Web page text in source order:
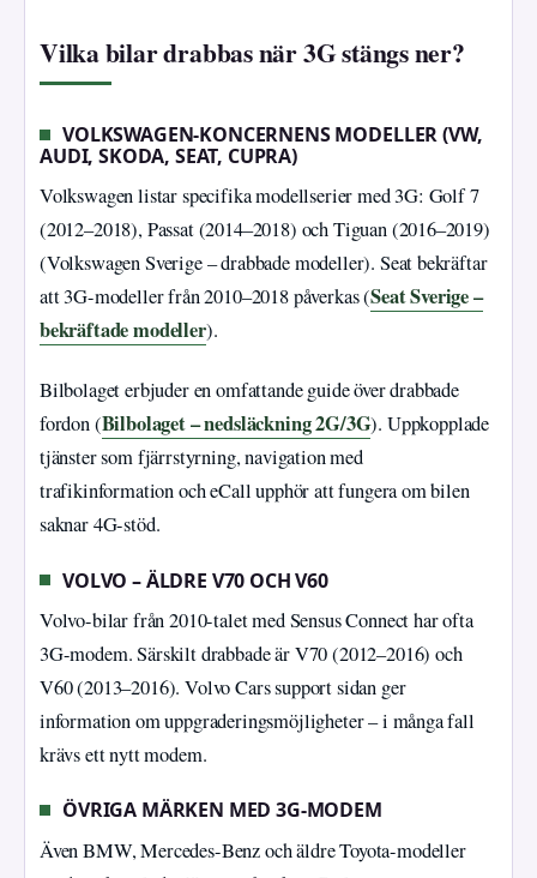
Vilka bilar drabbas när 3G stängs ner?
VOLKSWAGEN-KONCERNENS MODELLER (VW,
AUDI, SKODA, SEAT, CUPRA)
Volkswagen listar specifika modellserier med 3G: Golf 7
(2012–2018), Passat (2014–2018) och Tiguan (2016–2019)
(Volkswagen Sverige – drabbade modeller). Seat bekräftar
att 3G-modeller från 2010–2018 påverkas (Seat Sverige –
bekräftade modeller).
Bilbolaget erbjuder en omfattande guide över drabbade
fordon (Bilbolaget – nedsläckning 2G/3G). Uppkopplade
tjänster som fjärrstyrning, navigation med
trafikinformation och eCall upphör att fungera om bilen
saknar 4G-stöd.
VOLVO – ÄLDRE V70 OCH V60
Volvo-bilar från 2010-talet med Sensus Connect har ofta
3G-modem. Särskilt drabbade är V70 (2012–2016) och
V60 (2013–2016). Volvo Cars support sidan ger
information om uppgraderingsmöjligheter – i många fall
krävs ett nytt modem.
ÖVRIGA MÄRKEN MED 3G-MODEM
Även BMW, Mercedes-Benz och äldre Toyota-modeller